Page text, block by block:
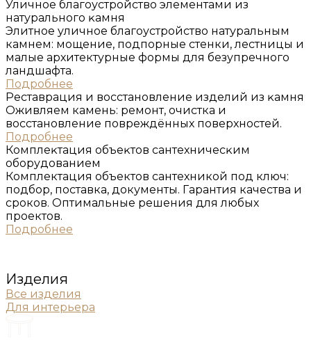
Уличное благоустройство элементами из
натурального ĸамня
Элитное уличное благоустройство натуральным
камнем: мощение, подпорные стенки, лестницы и
малые архитектурные формы для безупречного
ландшафта.
Подробнее
Реставрация и восстановление изделий из ĸамня
Оживляем камень: ремонт, очистка и
восстановление повреждённых поверхностей.
Подробнее
Комплеĸтация объеĸтов сантехничесĸим
оборудованием
Комплектация объектов сантехникой под ключ:
подбор, поставка, документы. Гарантия качества и
сроков. Оптимальные решения для любых
проектов.
Подробнее
Изделия
Все изделия
Для интерьера